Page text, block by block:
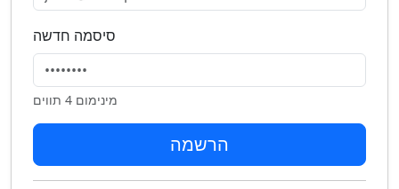
סיסמה חדשה
מינימום 4 תווים
הרשמה